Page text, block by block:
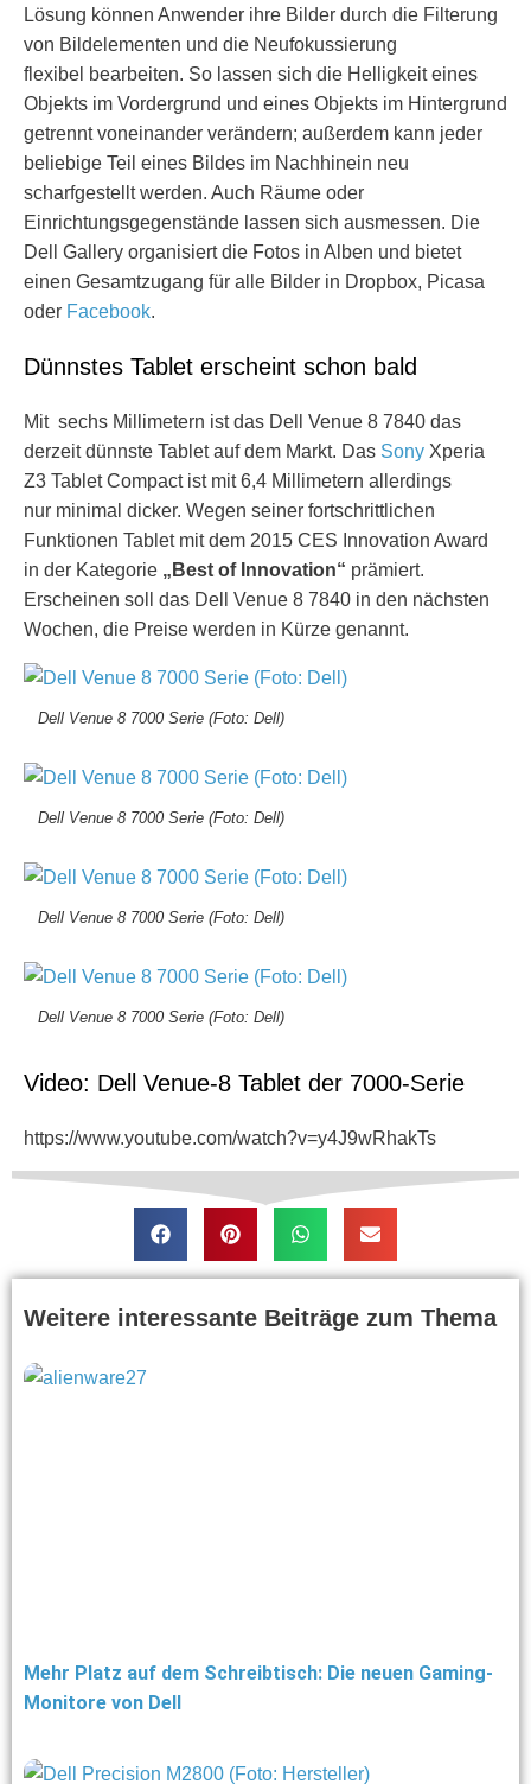
Lösung können Anwender ihre Bilder durch die Filterung
von Bildelementen und die Neufokussierung
flexibel bearbeiten. So lassen sich die Helligkeit eines
Objekts im Vordergrund und eines Objekts im Hintergrund
getrennt voneinander verändern; außerdem kann jeder
beliebige Teil eines Bildes im Nachhinein neu
scharfgestellt werden. Auch Räume oder
Einrichtungsgegenstände lassen sich ausmessen. Die
Dell Gallery organisiert die Fotos in Alben und bietet
einen Gesamtzugang für alle Bilder in Dropbox, Picasa
oder Facebook.
Dünnstes Tablet erscheint schon bald
Mit sechs Millimetern ist das Dell Venue 8 7840 das
derzeit dünnste Tablet auf dem Markt. Das Sony Xperia
Z3 Tablet Compact ist mit 6,4 Millimetern allerdings
nur minimal dicker. Wegen seiner fortschrittlichen
Funktionen Tablet mit dem 2015 CES Innovation Award
in der Kategorie „Best of Innovation“ prämiert.
Erscheinen soll das Dell Venue 8 7840 in den nächsten
Wochen, die Preise werden in Kürze genannt.
Dell Venue 8 7000 Serie (Foto: Dell)
Dell Venue 8 7000 Serie (Foto: Dell)
Dell Venue 8 7000 Serie (Foto: Dell)
Dell Venue 8 7000 Serie (Foto: Dell)
Video: Dell Venue-8 Tablet der 7000-Serie
https://www.youtube.com/watch?v=y4J9wRhakTs
Weitere interessante Beiträge zum Thema
Mehr Platz auf dem Schreibtisch: Die neuen Gaming-
Monitore von Dell